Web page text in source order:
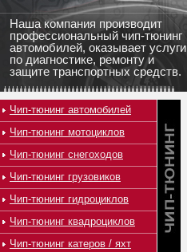
Наша компания производит
профессиональный чип-тюнинг
автомобилей, оказывает услуги
по диагностике, ремонту и
защите транспортных средств.
Чип-тюнинг автомобилей
Чип-тюнинг мотоциклов
Чип-тюнинг снегоходов
Чип-тюнинг грузовиков
Чип-тюнинг гидроциклов
Чип-тюнинг квадроциклов
Чип-тюнинг катеров / яхт